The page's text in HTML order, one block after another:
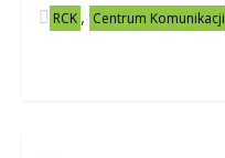
RCK , Centrum Komunikacji